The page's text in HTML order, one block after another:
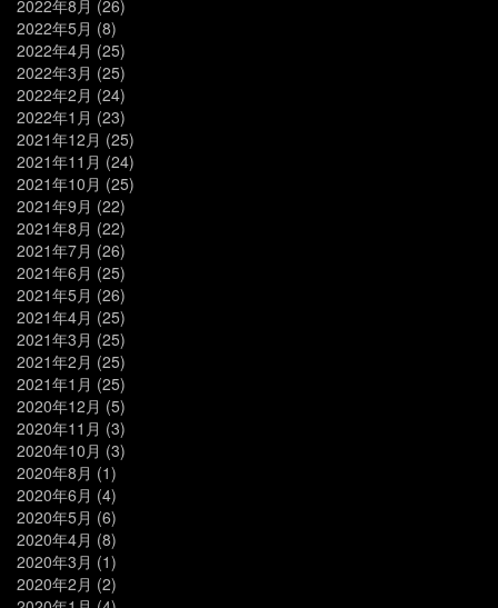
2022年8月 (26)
2022年5月 (8)
2022年4月 (25)
2022年3月 (25)
2022年2月 (24)
2022年1月 (23)
2021年12月 (25)
2021年11月 (24)
2021年10月 (25)
2021年9月 (22)
2021年8月 (22)
2021年7月 (26)
2021年6月 (25)
2021年5月 (26)
2021年4月 (25)
2021年3月 (25)
2021年2月 (25)
2021年1月 (25)
2020年12月 (5)
2020年11月 (3)
2020年10月 (3)
2020年8月 (1)
2020年6月 (4)
2020年5月 (6)
2020年4月 (8)
2020年3月 (1)
2020年2月 (2)